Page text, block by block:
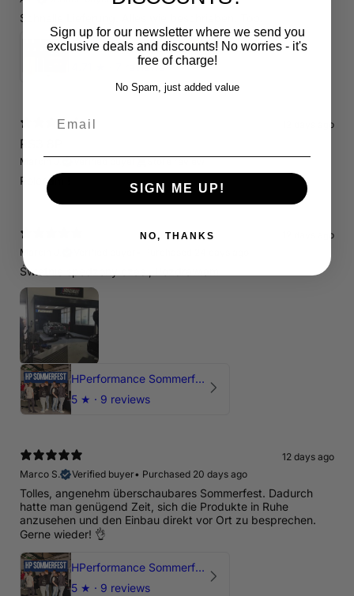
Schnelle Lieferung. Alles wie beschrieben. Top.
Servicepaket / Inspektionspaket 1 mit Motul 300V 5W40 - 5W50 für alle 2.5 TFSI Modelle
7 reviews
12 days ago
RS3 8P
Marcin J.
Polecam !
12 days ago
Marcin J.
Świetnie spedzony czas , Pozdrawiam
HPerformance Sommerfest 2026
5 ★ · 9 reviews
12 days ago
Marco S.
Verified buyer• Purchased 20 days ago
Tolles, angenehm überschaubares Sommerfest. Dadurch
hatte man genügend Zeit, sich die Produkte in Ruhe
anzusehen und den Einbau direkt vor Ort zu besprechen.
Gerne wieder! 👌
HPerformance Sommerfest 2026
5 ★ · 9 reviews
Sign up for our newsletter where we send you
exclusive deals and discounts! No worries - it's
free of charge!
No Spam, just added value
SIGN ME UP!
NO, THANKS